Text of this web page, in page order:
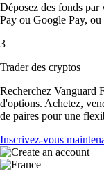
Déposez des fonds
Pay ou Google Pay,
3
Trader des cryptos
Recherchez Vanguard
d'options. Achetez,
de paires pour une
Inscrivez-vous